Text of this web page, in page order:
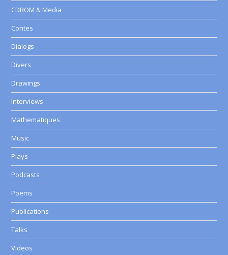
CDROM & Media
Contes
Dialogs
Divers
Drawings
Interviews
Mathematiques
Music
Plays
Podcasts
Poems
Publications
Talks
Videos